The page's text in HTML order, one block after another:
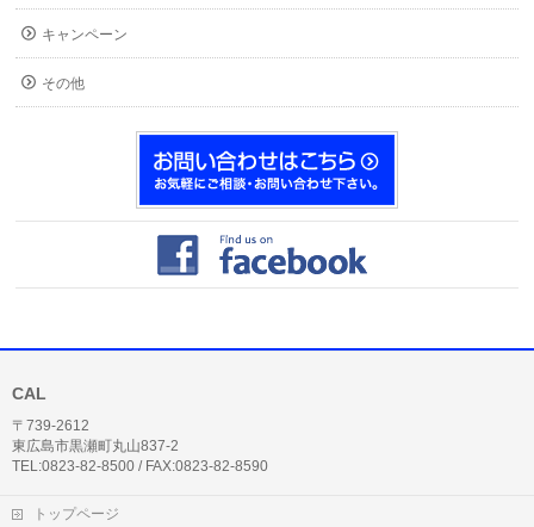
キャンペーン
その他
CAL
〒739-2612
東広島市黒瀬町丸山837-2
TEL:0823-82-8500 / FAX:0823-82-8590
トップページ